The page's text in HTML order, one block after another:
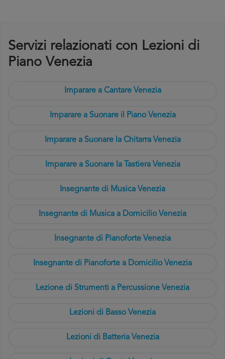
Servizi relazionati con Lezioni di
Piano Venezia
Imparare a Cantare Venezia
Imparare a Suonare il Piano Venezia
Imparare a Suonare la Chitarra Venezia
Imparare a Suonare la Tastiera Venezia
Insegnante di Musica Venezia
Insegnante di Musica a Domicilio Venezia
Insegnante di Pianoforte Venezia
Insegnante di Pianoforte a Domicilio Venezia
Lezione di Strumenti a Percussione Venezia
Lezioni di Basso Venezia
Lezioni di Batteria Venezia